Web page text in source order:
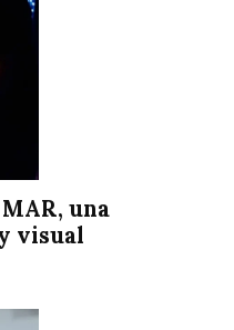
una
visual